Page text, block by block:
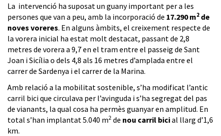
La intervenció ha suposat un guany important per a les
persones que van a peu, amb la incorporació de 17.290 m2 de
noves voreres. En alguns àmbits, el creixement respecte de
la vorera inicial ha estat molt destacat, passant de 2,8
metres de vorera a 9,7 en el tram entre el passeig de Sant
Joan i Sicília o dels 4,8 als 16 metres d’amplada entre el
carrer de Sardenya i el carrer de la Marina.
Amb relació a la mobilitat sostenible, s’ha modificat l’antic
carril bici que circulava per l’avinguda i s’ha segregat del pas
de vianants, la qual cosa ha permès guanyar en amplitud. En
total s’han implantat 5.040 m2 de nou carril bicial llarg d’1,6
km.